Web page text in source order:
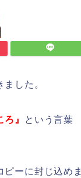
した。
』
という言葉
ーに封じ込めま